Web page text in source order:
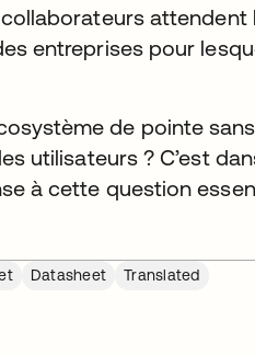
attendent
entreprises pour
de pointe sans
utilisateurs ? C’est
à cette question
Datasheet Translated